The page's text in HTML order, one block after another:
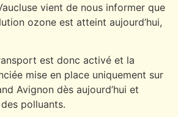
vient de nous informer que
ozone est atteint aujourd’hui,
est donc activé et la
mise en place uniquement sur
Avignon dès aujourd’hui et
polluants.